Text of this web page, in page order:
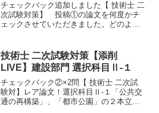
チェックバック追加しました【 技術士 二
次試験対策】 投稿①の論文を何度かチ
ェックさせていただきました。どのよう
さにLIVEの名にふさわしいコンテンツに
なっています。 ...
技術士 二次試験対策【添削
LIVE】建設部門 選択科目Ⅱ-１
チェックバック②×2問【 技術士 二次試
験対】レア論文！選択科目Ⅱ-１「公共交
通の再構築」、「都市公園」の２本立て